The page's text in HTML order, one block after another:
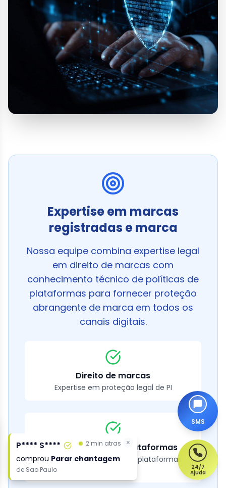
Expertise em marcas
registradas e marca
Nossa equipe combina expertise legal
em direito de marcas com
conhecimento técnico de políticas de
plataformas para fornecer proteção
abrangente de marca em todos os
canais digitais.
Direito de marcas
Expertise em proteção legal de PI
Conhecimento de plataformas
Especialistas em todas as plataformas
P**** S**** 2 min atras
comprou Parar chantagem
de Sao Paulo
×
P**** S**** 2 min atras
comprou Parar chantagem
de Sao Paulo
×
24/7
Ajuda
SMS